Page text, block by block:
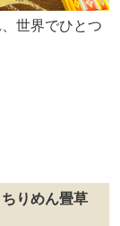
世界でひとつ
りめん畳草